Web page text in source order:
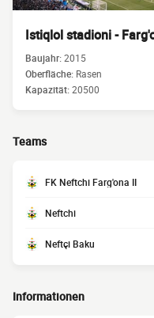
Istiqlol stadioni -
Baujahr:2015
Oberfläche: Rasen
Kapazität:20500
Teams
FK Neftchi Farg'ona II
Neftchi
Neftçi Baku
Informationen